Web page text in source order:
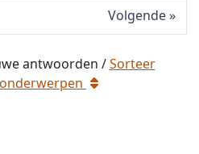
Volgende
antwoorden /Sorteer
onderwerpen